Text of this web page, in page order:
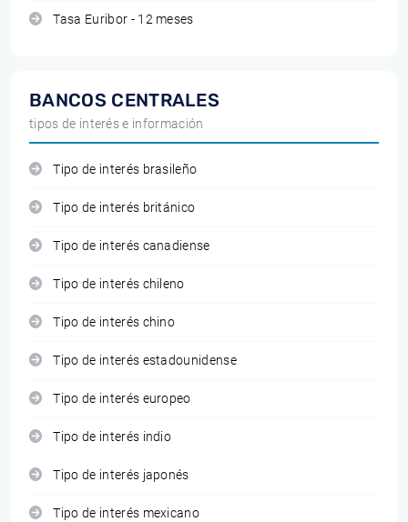
Tasa Euribor - 12 meses
BANCOS CENTRALES
tipos de interés e información
Tipo de interés brasileño
Tipo de interés británico
Tipo de interés canadiense
Tipo de interés chileno
Tipo de interés chino
Tipo de interés estadounidense
Tipo de interés europeo
Tipo de interés indio
Tipo de interés japonés
Tipo de interés mexicano